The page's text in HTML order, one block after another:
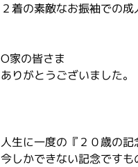
２着の素敵なお振袖での成
O家の皆さま
ありがとうございました。
人生に一度の『２０歳の記
今しかできない記念ですも